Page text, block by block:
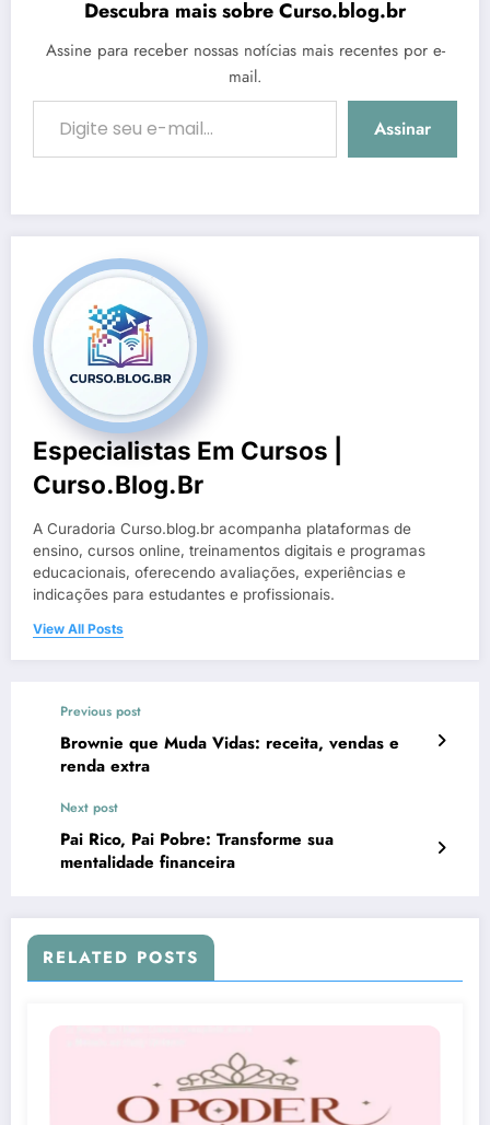
Descubra mais sobre Curso.blog.br
Assine para receber nossas notícias mais recentes por e-
mail.
Digite seu e-mail…
Assinar
Especialistas Em Cursos |
Curso.blog.br
A Curadoria Curso.blog.br acompanha plataformas de
ensino, cursos online, treinamentos digitais e programas
educacionais, oferecendo avaliações, experiências e
indicações para estudantes e profissionais.
View All Posts
Previous post
Brownie que Muda Vidas: receita, vendas e
renda extra
Next post
Pai Rico, Pai Pobre: Transforme sua
mentalidade financeira
RELATED POSTS